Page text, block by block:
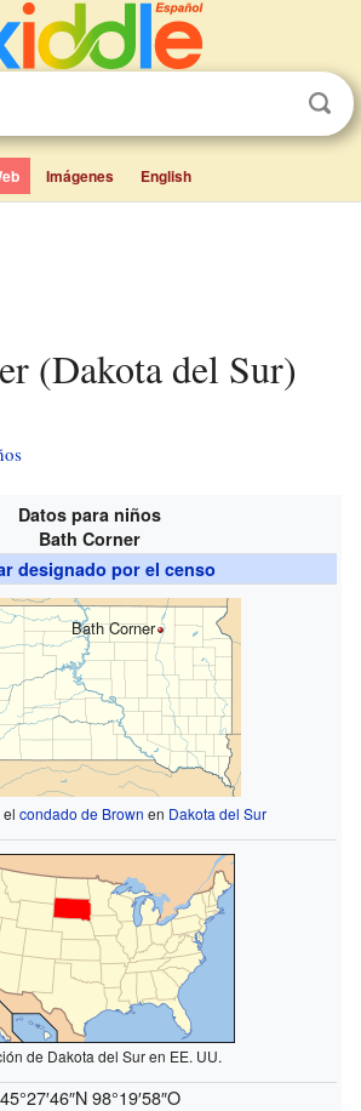
Imágenes English
Datos para niños
Bath Corner
designado por el censo
Bath Corner
condado de Brown en Dakota del Sur
de Dakota del Sur en EE. UU.
45°27′46″N 98°19′58″O